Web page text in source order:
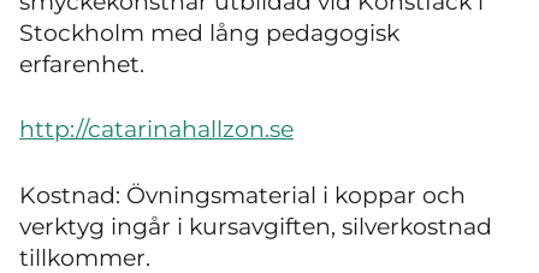
Stockholm med lång pedagogisk
erfarenhet.
http://catarinahallzon.se
Kostnad: Övningsmaterial i koppar och
verktyg ingår i kursavgiften, silverkostnad
tillkommer.